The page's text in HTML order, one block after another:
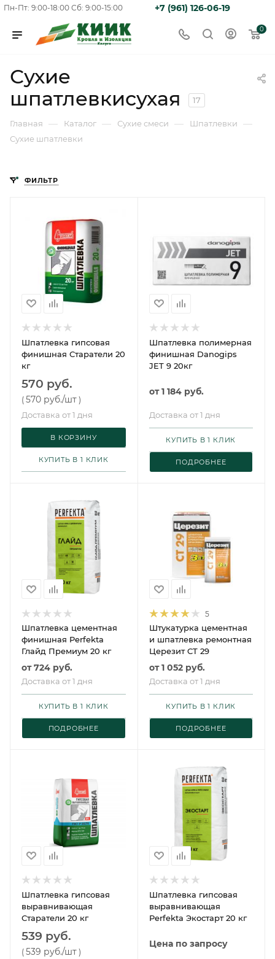
Пн-Пт: 9:00-18:00 Сб: 9:00-15:00 +7 (961) 126-06-19
0
Сухие
шпатлевкисухая
17
Главная — Каталог — Сухие смеси — Шпатлевки —
Сухие шпатлевки
ФИЛЬТР
Шпатлевка гипсовая
финишная Старатели 20
кг
570 руб.
(570 руб./шт)
Доставка от 1 дня
В КОРЗИНУ
КУПИТЬ В 1 КЛИК
Шпатлевка полимерная
финишная Danogips
JET 9 20кг
от1 184 руб.
Доставка от 1 дня
ПОДРОБНЕЕ
КУПИТЬ В 1 КЛИК
Шпатлевка цементная
финишная Perfekta
Глайд Премиум 20 кг
от724 руб.
Доставка от 1 дня
ПОДРОБНЕЕ
КУПИТЬ В 1 КЛИК
5
Штукатурка цементная
и шпатлевка ремонтная
Церезит CT 29
от1 052 руб.
Доставка от 1 дня
ПОДРОБНЕЕ
КУПИТЬ В 1 КЛИК
Шпатлевка гипсовая
выравнивающая
Старатели 20 кг
539 руб.
(539 руб./шт)
Шпатлевка гипсовая
выравнивающая
Perfekta Экостарт 20 кг
Цена по запросу